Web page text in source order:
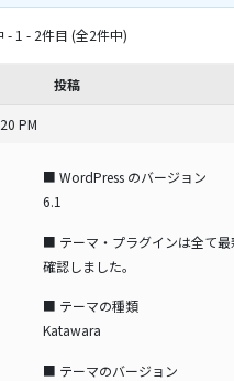
- 1 - 2件目 (全2件中)
投稿
PM
■ WordPress のバージョン
6.1
■ テーマ・プラグインは全て最
確認しました。
■ テーマの種類
Katawara
■ テーマのバージョン